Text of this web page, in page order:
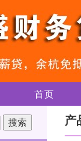
首页
产